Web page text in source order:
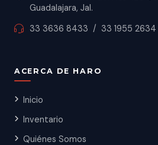
Guadalajara, Jal.
33 3636 8433 / 33 1955 2634
ACERCA DE HARO
Inicio
Inventario
Quiénes Somos